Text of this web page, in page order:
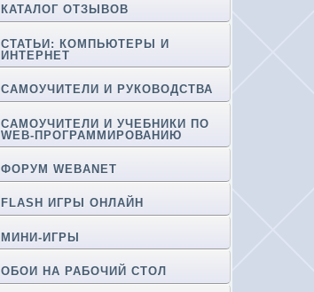
КАТАЛОГ ОТЗЫВОВ
СТАТЬИ: КОМПЬЮТЕРЫ И
ИНТЕРНЕТ
САМОУЧИТЕЛИ И РУКОВОДСТВА
САМОУЧИТЕЛИ И УЧЕБНИКИ ПО
WEB-ПРОГРАММИРОВАНИЮ
ФОРУМ WEBANET
FLASH ИГРЫ ОНЛАЙН
МИНИ-ИГРЫ
ОБОИ НА РАБОЧИЙ СТОЛ